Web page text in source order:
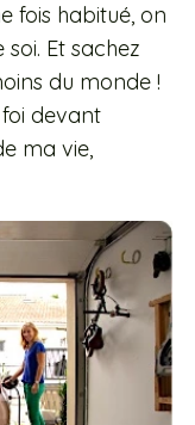
fois habitué, on
Et sachez
du monde !
devant
ma vie,